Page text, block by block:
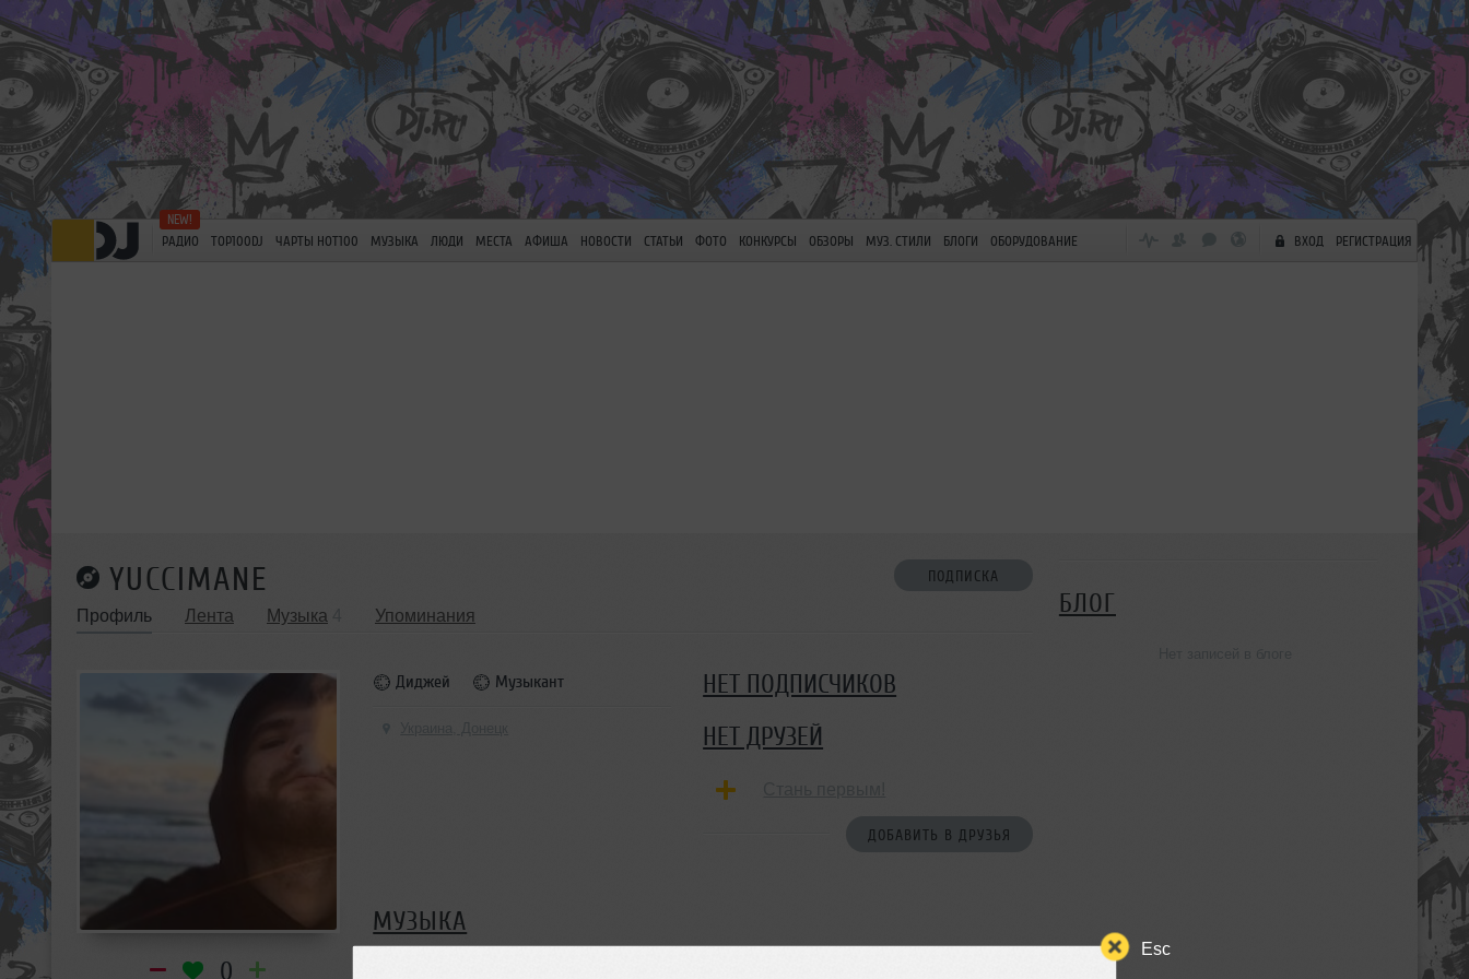
Esc
РАДИО TOP100DJ ЧАРТЫ HOT100 МУЗЫКА ЛЮДИ МЕСТА АФИША НОВОСТИ СТАТЬИ ФОТО КОНКУРСЫ ОБЗОРЫ МУЗ. СТИЛИ БЛОГИ ОБОРУДОВАНИЕ ВХОД РЕГИСТРАЦИЯ
YUCCIMANE ПОДПИСКА
Профиль Лента Музыка Упоминания
0
Диджей Музыкант
НЕТ ПОДПИСЧИКОВ
НЕТ ДРУЗЕЙ
ДОБАВИТЬ В ДРУЗЬЯ
МУЗЫКА
БЛОГ